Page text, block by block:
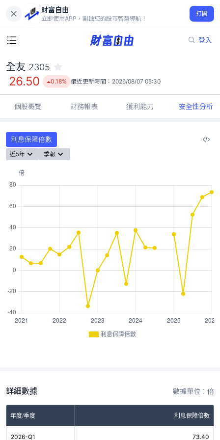
財富自由
立即使用APP，開啟您的股市智慧導航！
打開
登入
26.50
0.18%
全友 2305
26.50 0.18% 最近更新時間： 2026/08/07 05:30
個股概覽 財務報表 獲利能力 安全性分析
利息保障倍數
近5年 季報
利息保障倍數
詳細數據 數據單位：倍
年度/季度 利息保障倍數
2026-Q1 73.40